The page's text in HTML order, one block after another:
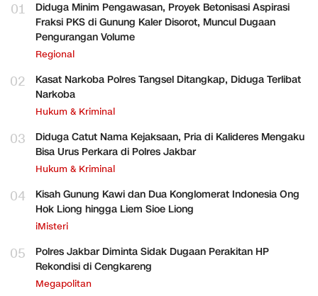
01
Diduga Minim Pengawasan, Proyek Betonisasi Aspirasi
Fraksi PKS di Gunung Kaler Disorot, Muncul Dugaan
Pengurangan Volume
Regional
02
Kasat Narkoba Polres Tangsel Ditangkap, Diduga Terlibat
Narkoba
Hukum & Kriminal
03
Diduga Catut Nama Kejaksaan, Pria di Kalideres Mengaku
Bisa Urus Perkara di Polres Jakbar
Hukum & Kriminal
04
Kisah Gunung Kawi dan Dua Konglomerat Indonesia Ong
Hok Liong hingga Liem Sioe Liong
iMisteri
05
Polres Jakbar Diminta Sidak Dugaan Perakitan HP
Rekondisi di Cengkareng
Megapolitan